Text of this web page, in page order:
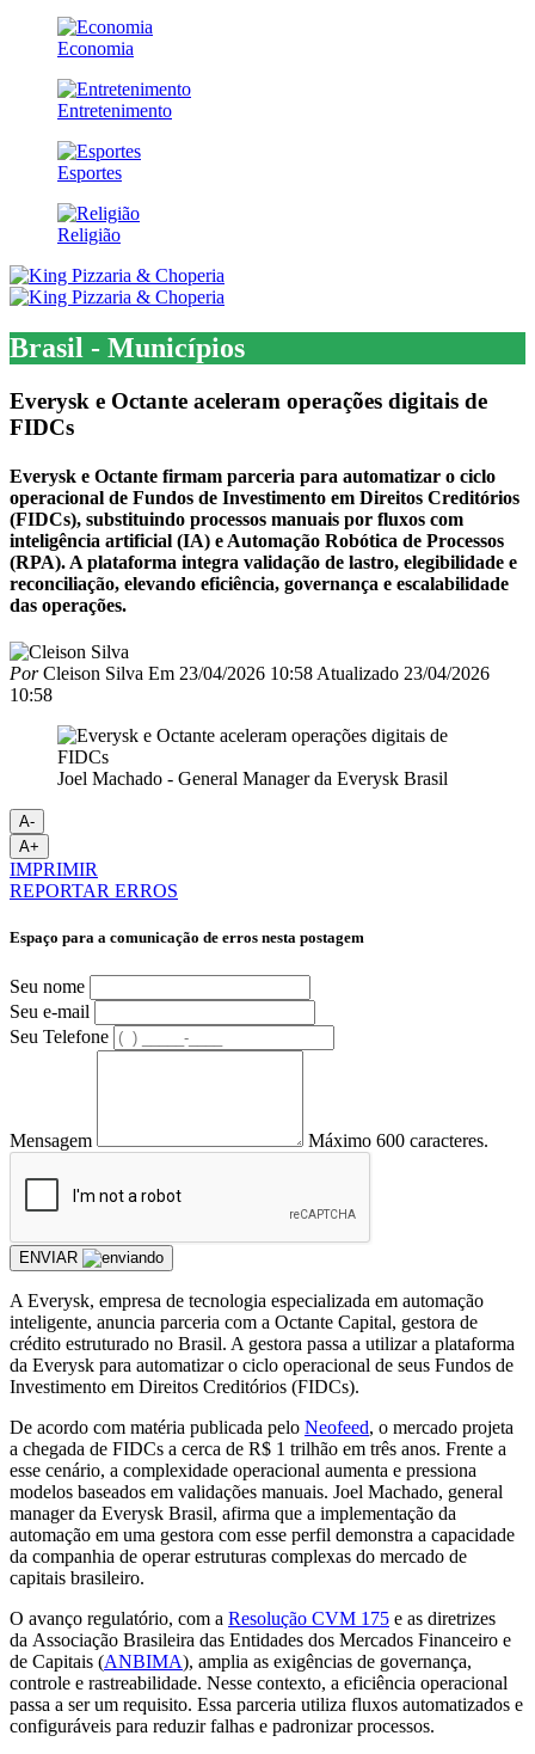
Economia
Entretenimento
Esportes
Religião
Brasil - Municípios
Everysk e Octante aceleram operações digitais de
FIDCs
Everysk e Octante firmam parceria para automatizar o ciclo
operacional de Fundos de Investimento em Direitos Creditórios
(FIDCs), substituindo processos manuais por fluxos com
inteligência artificial (IA) e Automação Robótica de Processos
(RPA). A plataforma integra validação de lastro, elegibilidade e
reconciliação, elevando eficiência, governança e escalabilidade
das operações.
PorCleison Silva Em 23/04/2026 10:58 Atualizado 23/04/2026
10:58
Joel Machado - General Manager da Everysk Brasil
A-
A+
IMPRIMIR
REPORTAR ERROS
Espaço para a comunicação de erros nesta postagem
Seu nome
Seu e-mail
Seu Telefone
Mensagem Máximo 600 caracteres.
ENVIAR
A Everysk, empresa de tecnologia especializada em automação
inteligente, anuncia parceria com a Octante Capital, gestora de
crédito estruturado no Brasil. A gestora passa a utilizar a plataforma
da Everysk para automatizar o ciclo operacional de seus Fundos de
Investimento em Direitos Creditórios (FIDCs).
De acordo com matéria publicada pelo Neofeed, o mercado projeta
a chegada de FIDCs a cerca de R$ 1 trilhão em três anos. Frente a
esse cenário, a complexidade operacional aumenta e pressiona
modelos baseados em validações manuais. Joel Machado, general
manager da Everysk Brasil, afirma que a implementação da
automação em uma gestora com esse perfil demonstra a capacidade
da companhia de operar estruturas complexas do mercado de
capitais brasileiro.
O avanço regulatório, com a Resolução CVM 175 e as diretrizes
da Associação Brasileira das Entidades dos Mercados Financeiro e
de Capitais (ANBIMA), amplia as exigências de governança,
controle e rastreabilidade. Nesse contexto, a eficiência operacional
passa a ser um requisito. Essa parceria utiliza fluxos automatizados e
configuráveis para reduzir falhas e padronizar processos.